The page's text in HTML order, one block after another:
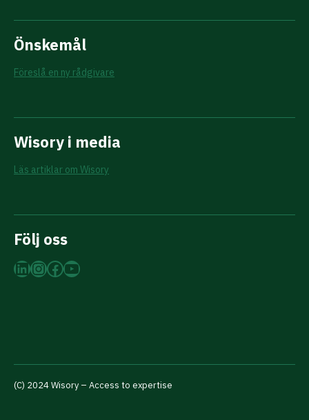
Önskemål
Föreslå en ny rådgivare
Wisory i media
Läs artiklar om Wisory
Följ oss
LinkedIn
Instagram
Facebook
YouTube
(C) 2024 Wisory – Access to expertise